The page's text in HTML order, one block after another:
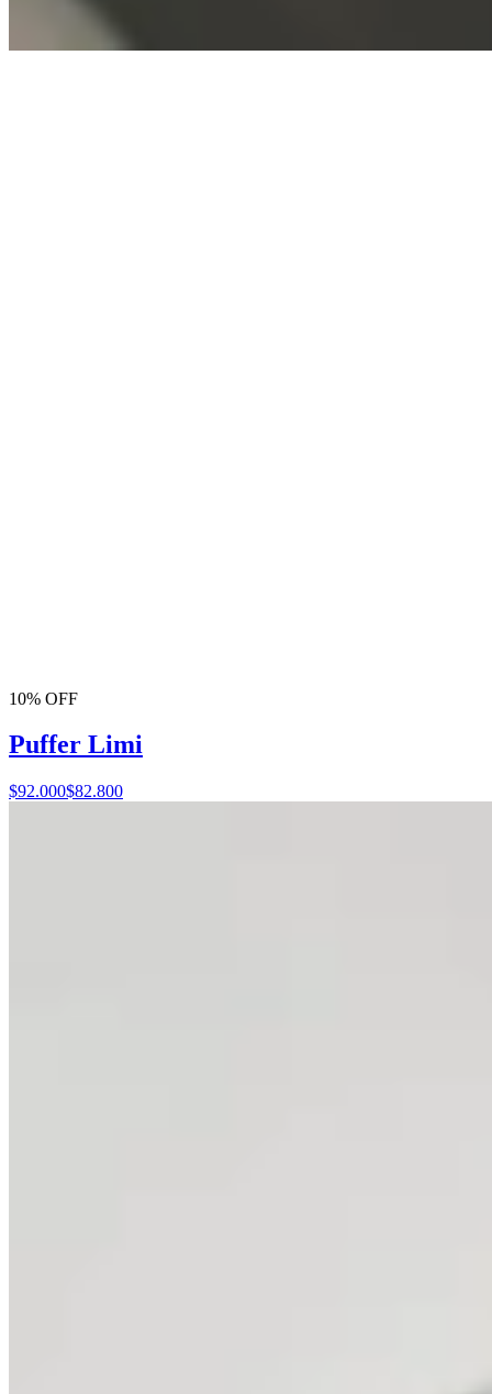
10% OFF
Puffer Limi
$92.000$82.800